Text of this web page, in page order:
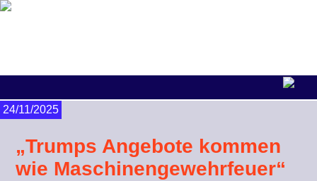
24/11/2025
„Trumps Angebote kommen
wie Maschinengewehrfeuer“